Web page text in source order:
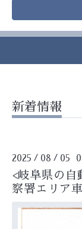
新着情報
2025 / 08 / 05
<岐阜県の自
察署エリア